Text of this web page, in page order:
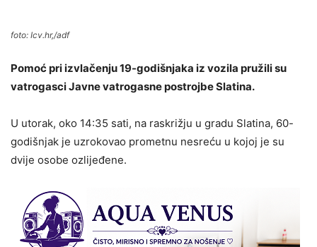
foto: Icv.hr,/adf
Pomoć pri izvlačenju 19-godišnjaka iz vozila pružili su
vatrogasci Javne vatrogasne postrojbe Slatina.
U utorak, oko 14:35 sati, na raskrižju u gradu Slatina, 60-
godišnjak je uzrokovao prometnu nesreću u kojoj je su
dvije osobe ozlijeđene.